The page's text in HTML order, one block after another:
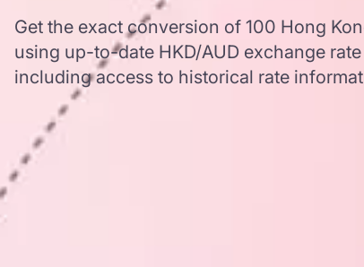
Get the exact conversion of 100 Hong
using up-to-date HKD/AUD exchange
including access to historical rate